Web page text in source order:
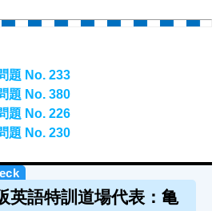
題 No. 233
題 No. 380
題 No. 226
題 No. 230
英語特訓道場代表：亀